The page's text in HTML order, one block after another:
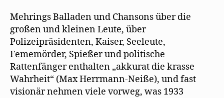
Mehrings Balladen und Chansons über die
großen und kleinen Leute, über
Polizeipräsidenten, Kaiser, Seeleute,
Fememörder, Spießer und politische
Rattenfänger enthalten „akkurat die krasse
Wahrheit“ (Max Herrmann-Neiße), und fast
visionär nehmen viele vorweg, was 1933